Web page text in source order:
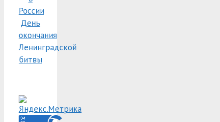
России
День
окончания
Ленинградской
битвы